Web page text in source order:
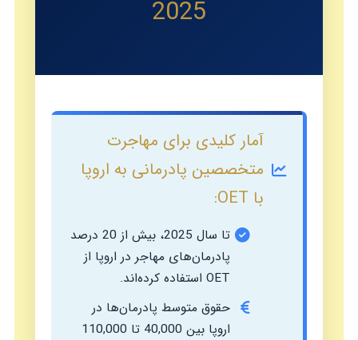
2025
آمار کلیدی برای مهاجرت
متخصصین پادرمانی به اروپا
با OET:
تا سال 2025، بیش از 20 درصد
پادرمان‌های مهاجر در اروپا از
OET استفاده کرده‌اند.
حقوق متوسط پادرمان‌ها در
اروپا بین 40,000 تا 110,000